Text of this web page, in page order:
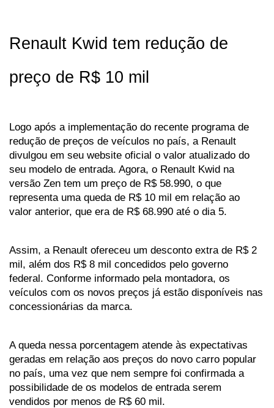
Renault Kwid tem redução de
preço de R$ 10 mil
Logo após a implementação do recente programa de
redução de preços de veículos no país, a Renault
divulgou em seu website oficial o valor atualizado do
seu modelo de entrada. Agora, o Renault Kwid na
versão Zen tem um preço de R$ 58.990, o que
representa uma queda de R$ 10 mil em relação ao
valor anterior, que era de R$ 68.990 até o dia 5.
Assim, a Renault ofereceu um desconto extra de R$ 2
mil, além dos R$ 8 mil concedidos pelo governo
federal. Conforme informado pela montadora, os
veículos com os novos preços já estão disponíveis nas
concessionárias da marca.
A queda nessa porcentagem atende às expectativas
geradas em relação aos preços do novo carro popular
no país, uma vez que nem sempre foi confirmada a
possibilidade de os modelos de entrada serem
vendidos por menos de R$ 60 mil.